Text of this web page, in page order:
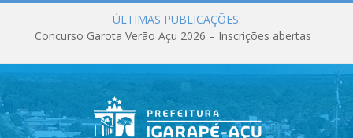
ÚLTIMAS PUBLICAÇÕES:
Concurso Garota Verão Açu 2026 – Inscrições abertas